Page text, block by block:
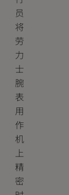
员
将
劳
力
士
腕
表
用
作
机
上
精
密